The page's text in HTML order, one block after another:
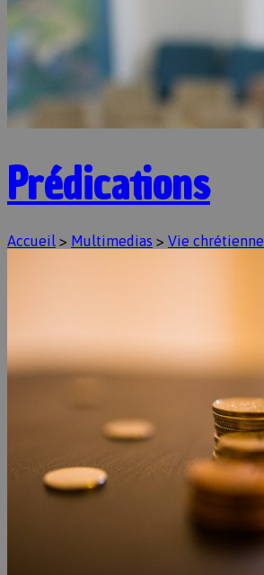
Prédications
Accueil > Multimedias > Vie chrétienne